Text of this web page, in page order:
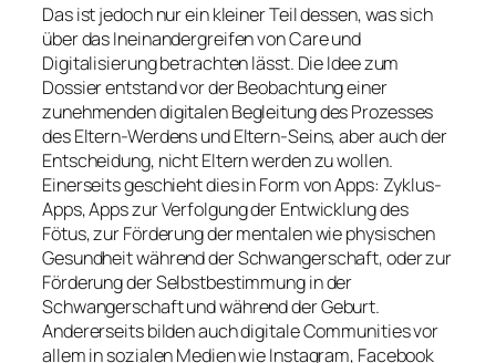
Das ist jedoch nur ein kleiner Teil dessen, was sich
über das Ineinandergreifen von Care und
Digitalisierung betrachten lässt. Die Idee zum
Dossier entstand vor der Beobachtung einer
zunehmenden digitalen Begleitung des Prozesses
des Eltern-Werdens und Eltern-Seins, aber auch der
Entscheidung, nicht Eltern werden zu wollen.
Einerseits geschieht dies in Form von Apps: Zyklus-
Apps, Apps zur Verfolgung der Entwicklung des
Fötus, zur Förderung der mentalen wie physischen
Gesundheit während der Schwangerschaft, oder zur
Förderung der Selbstbestimmung in der
Schwangerschaft und während der Geburt.
Andererseits bilden auch digitale Communities vor
allem in sozialen Medien wie Instagram, Facebook